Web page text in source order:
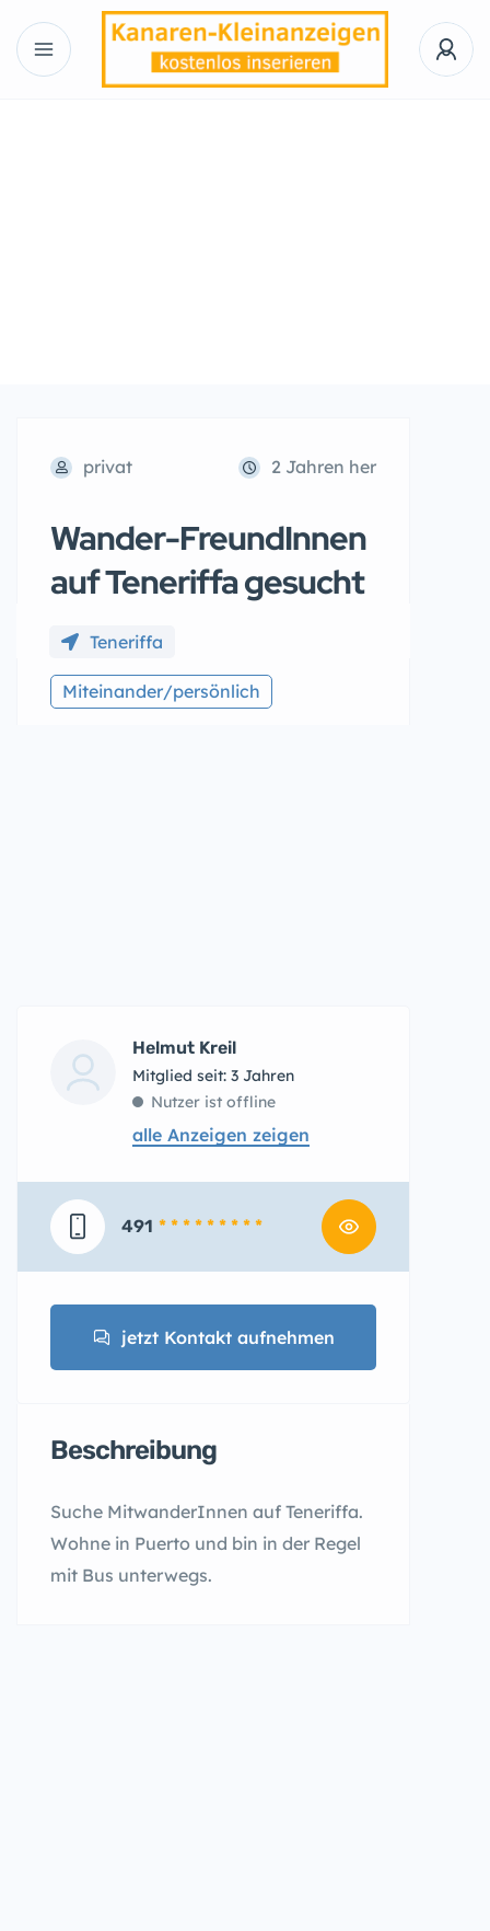
privat 2 Jahren her
Wander-FreundInnen
auf Teneriffa gesucht
Teneriffa
Miteinander/persönlich
Helmut Kreil
Mitglied seit: 3 Jahren
Nutzer ist offline
alle Anzeigen zeigen
491 * * * * * * * * *
jetzt Kontakt aufnehmen
Beschreibung
Suche MitwanderInnen auf Teneriffa.
Wohne in Puerto und bin in der Regel
mit Bus unterwegs.